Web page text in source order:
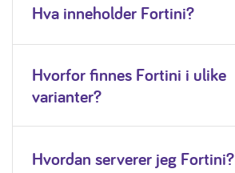
Hva inneholder Fortini?
Hvorfor finnes Fortini i ulike
varianter?
Hvordan serverer jeg Fortini?